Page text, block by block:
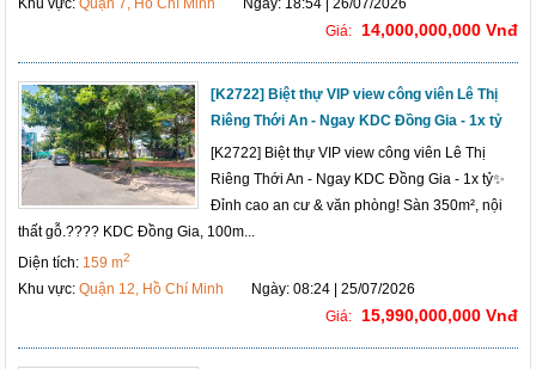
Khu vực:Quận 7, Hồ Chí Minh
Ngày: 18:54 | 26/07/2026
Giá:
14,000,000,000 Vnđ
[K2722] Biệt thự VIP view công viên Lê Thị
Riêng Thới An - Ngay KDC Đồng Gia - 1x tỷ
[K2722] Biệt thự VIP view công viên Lê Thị
Riêng Thới An - Ngay KDC Đồng Gia - 1x tỷ✨
Đỉnh cao an cư & văn phòng! Sàn 350m², nội
thất gỗ.???? KDC Đồng Gia, 100m...
Diện tích: 159 m2
Khu vực:Quận 12, Hồ Chí Minh
Ngày: 08:24 | 25/07/2026
Giá:
15,990,000,000 Vnđ